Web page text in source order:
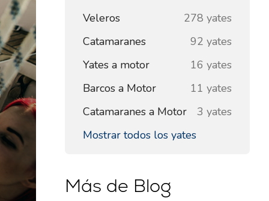
Veleros
278 yates
Catamaranes
92 yates
Yates a motor
16 yates
Barcos a Motor
11 yates
Catamaranes a Motor
3 yates
Mostrar todos los yates
Más de Blog